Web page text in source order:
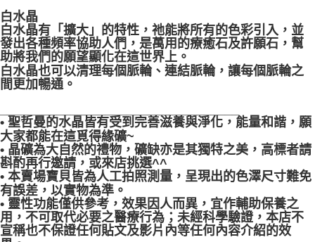
白水晶
白水晶有「擴大」的特性，祂能將所有的色彩引入，並
發出各種頻率協助人們，是萬用的療癒石及許願石，幫
助將我們的願望顯化在這世界上。
白水晶也可以清理每個脈輪、連結脈輪，讓每個脈輪之
間更加暢通。
• 聖哲曼的水晶皆有受到完善滋養與淨化，能量和諧，願
大家都能在這覓得緣礦~
• 晶礦為大自然的禮物，礦缺亦是其獨特之美，高標者請
斟酌再行邀請，或來店挑選^^
• 本賣場寶貝皆為人工拍照測量，呈現出的色澤尺寸難免
有誤差，以實物為準。
• 靈性功能僅供參考，效果因人而異，宜作輔助保養之
用，不可取代必要之醫療行為；未經科學驗證，本店不
宣稱也不保證任何貼文及影片內等任何內容介紹的效